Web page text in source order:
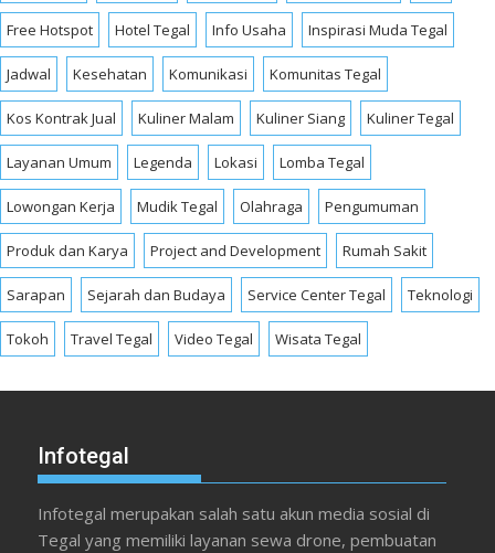
Free Hotspot Hotel Tegal Info Usaha Inspirasi Muda Tegal
Jadwal Kesehatan Komunikasi Komunitas Tegal
Kos Kontrak Jual Kuliner Malam Kuliner Siang Kuliner Tegal
Layanan Umum Legenda Lokasi Lomba Tegal
Lowongan Kerja Mudik Tegal Olahraga Pengumuman
Produk dan Karya Project and Development Rumah Sakit
Sarapan Sejarah dan Budaya Service Center Tegal Teknologi
Tokoh Travel Tegal Video Tegal Wisata Tegal
Infotegal
Infotegal merupakan salah satu akun media sosial di
Tegal yang memiliki layanan sewa drone, pembuatan